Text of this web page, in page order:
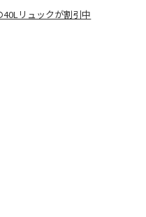
リュックが割引中